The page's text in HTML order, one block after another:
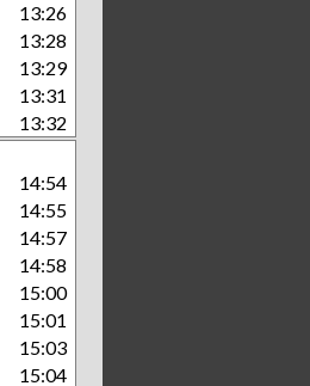
13:26
13:28
13:29
13:31
13:32
14:54
14:55
14:57
14:58
15:00
15:01
15:03
15:04